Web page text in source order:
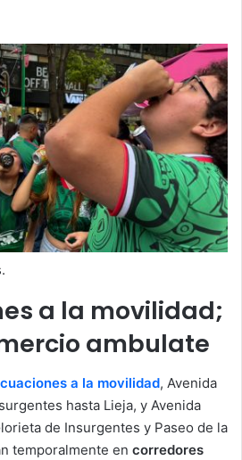
a la movilidad;
ambulate
a la movilidad, Avenida
hasta Lieja, y Avenida
de Insurgentes y Paseo de la
temporalmente en corredores